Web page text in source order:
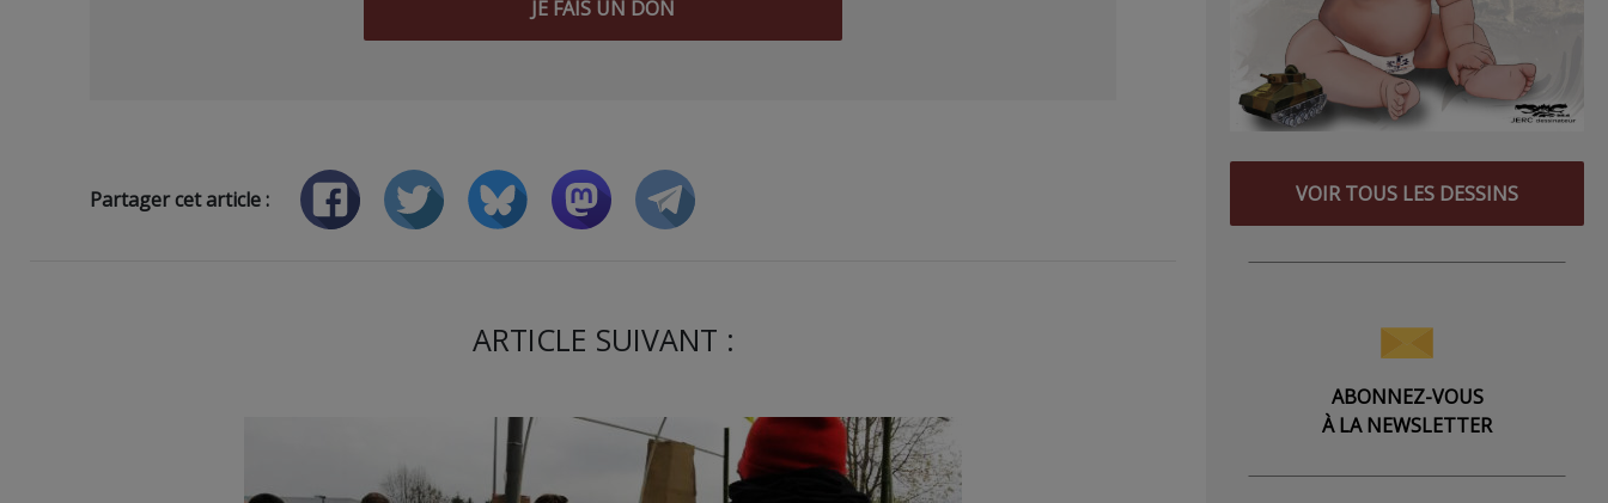
JE FAIS UN DON
Partager cet article :
ARTICLE SUIVANT :
VOIR TOUS LES DESSINS
ABONNEZ-VOUS
À LA NEWSLETTER